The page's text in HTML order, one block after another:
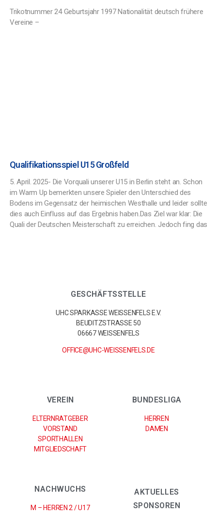
Trikotnummer 24 Geburtsjahr 1997 Nationalität deutsch frühere
Vereine –
Qualifikationsspiel U15 Großfeld
5. April. 2025- Die Vorquali unserer U15 in Berlin steht an. Schon
im Warm Up bemerkten unsere Spieler den Unterschied des
Bodens im Gegensatz der heimischen Westhalle und leider sollte
dies auch Einfluss auf das Ergebnis haben.Das Ziel war klar: Die
Quali der Deutschen Meisterschaft zu erreichen. Jedoch fing das
GESCHÄFTSSTELLE
UHC SPARKASSE WEISSENFELS E.V.
BEUDITZSTRASSE 50
06667 WEISSENFELS
OFFICE@UHC-WEISSENFELS.DE
VEREIN
ELTERNRATGEBER
VORSTAND
SPORTHALLEN
MITGLIEDSCHAFT
BUNDESLIGA
HERREN
DAMEN
NACHWUCHS
M – HERREN 2 / U17
AKTUELLES
SPONSOREN